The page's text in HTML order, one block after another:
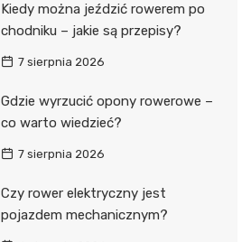
Kiedy można jeździć rowerem po
chodniku – jakie są przepisy?
7 sierpnia 2026
Gdzie wyrzucić opony rowerowe –
co warto wiedzieć?
7 sierpnia 2026
Czy rower elektryczny jest
pojazdem mechanicznym?